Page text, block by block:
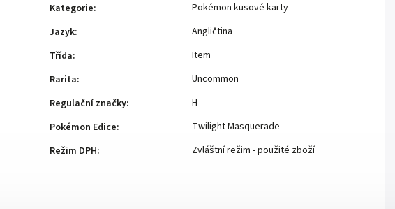
Kategorie:
Pokémon kusové karty
Jazyk:
Angličtina
Třída:
Item
Rarita:
Uncommon
Regulační značky:
H
Pokémon Edice:
Twilight Masquerade
Režim DPH: Zvláštní režim - použité zboží